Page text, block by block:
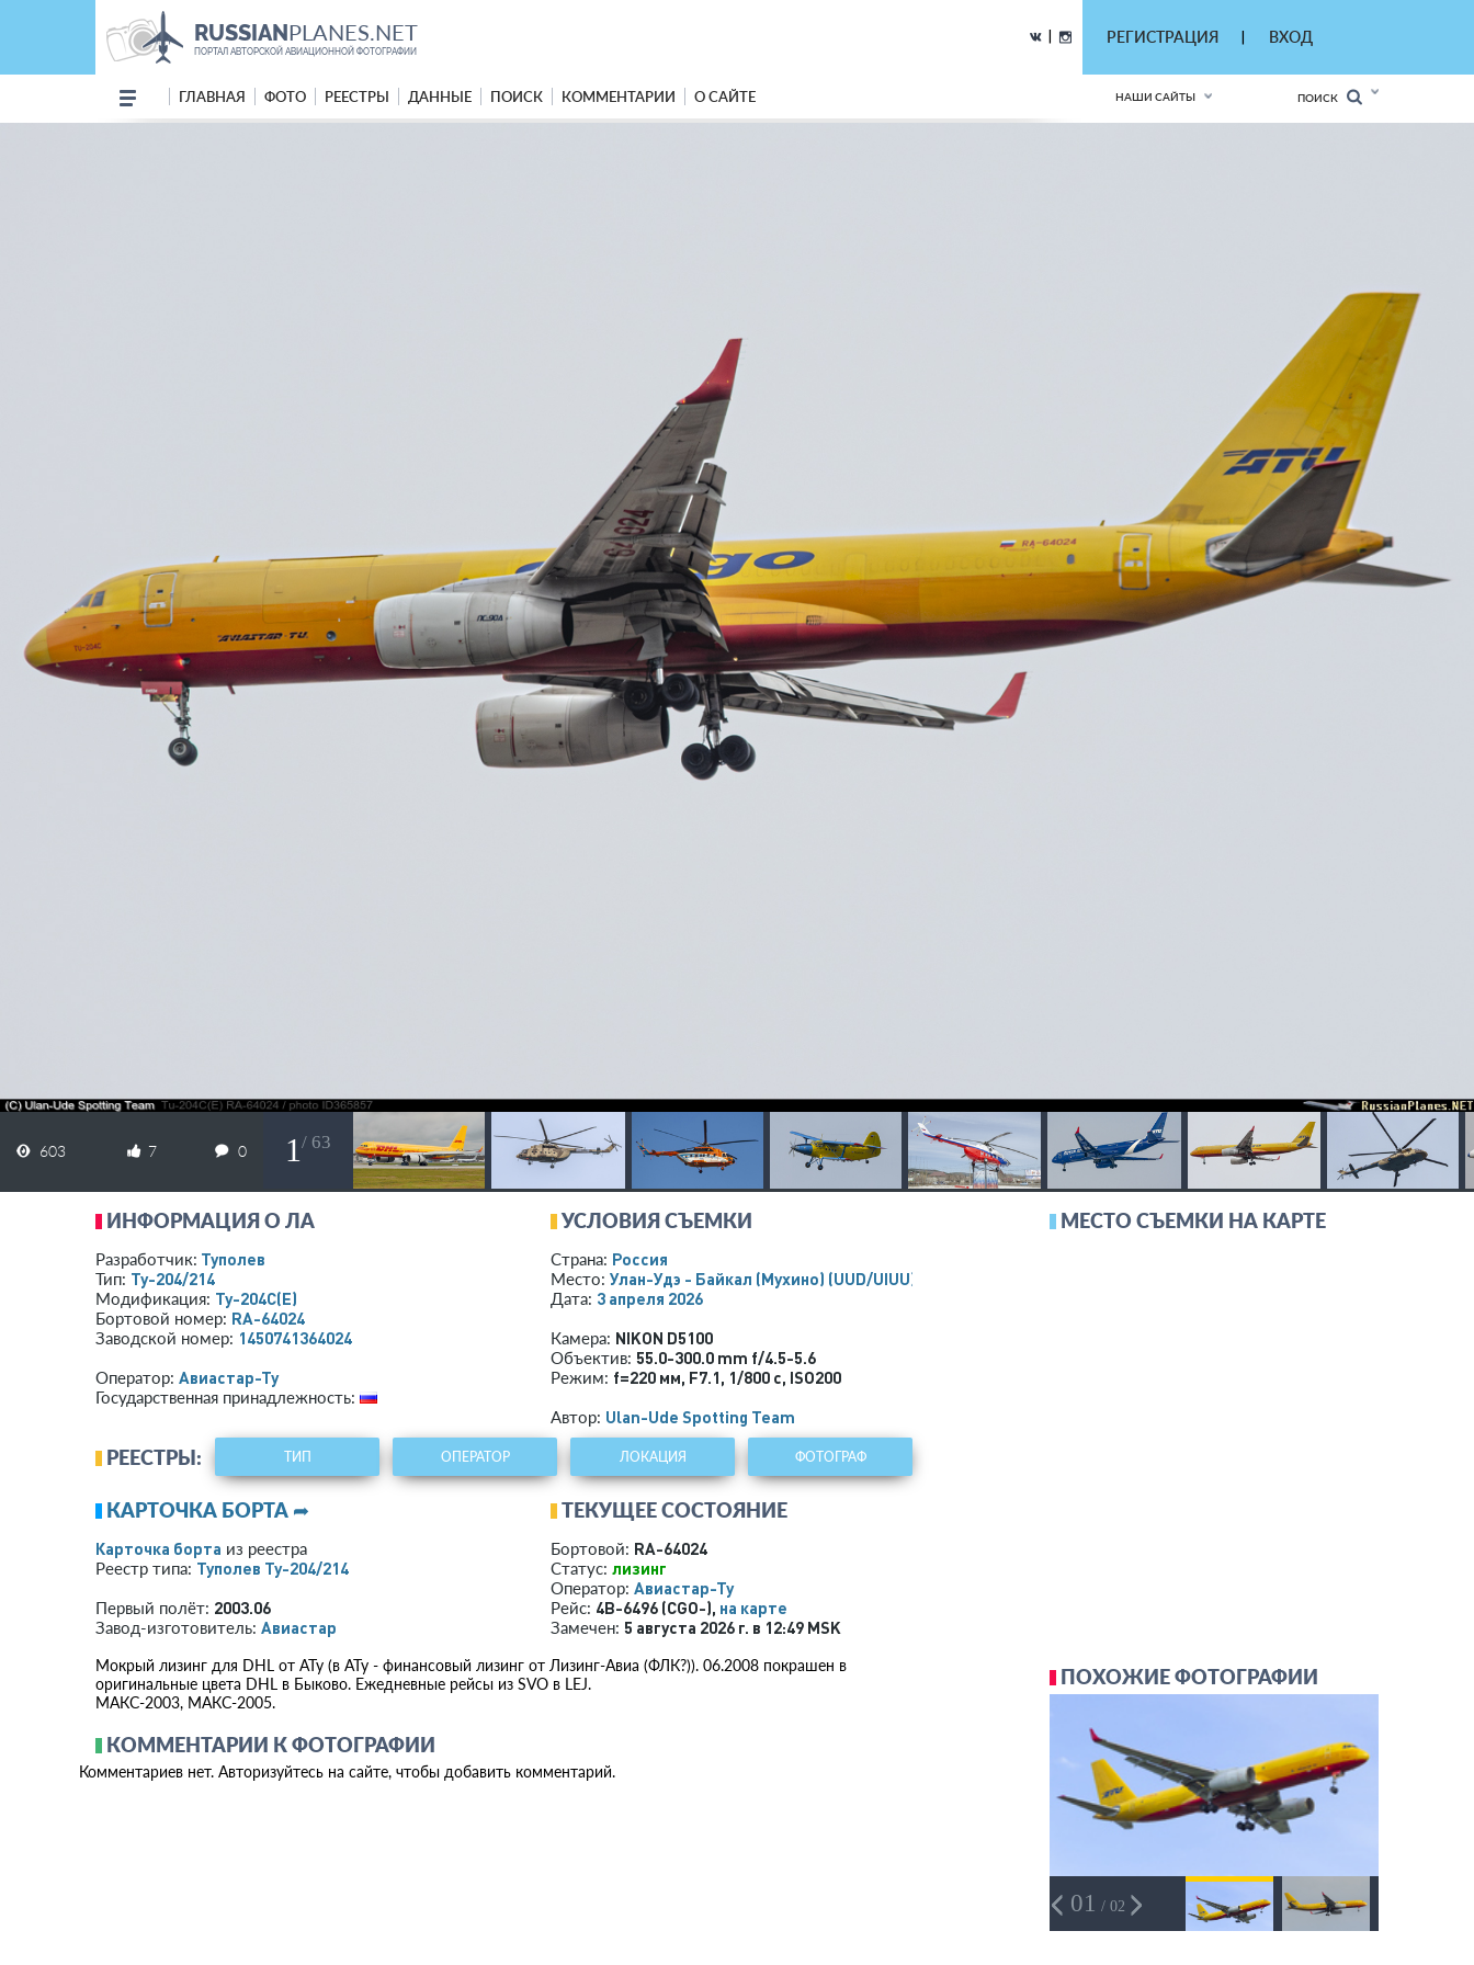
RUSSIANPLANES.NET
ПОРТАЛ АВТОРСКОЙ АВИАЦИОННОЙ ФОТОГРАФИИ
РЕГИСТРАЦИЯ ВХОД
ГЛАВНАЯ ФОТО РЕЕСТРЫ ДАННЫЕ ПОИСК КОММЕНТАРИИ О САЙТЕ НАШИ САЙТЫ ПОИСК
603 7 0 1 / 63
ИНФОРМАЦИЯ О ЛА
Разработчик: Туполев
Тип: Ту-204/214
Модификация: Ту-204С(Е)
Бортовой номер: RA-64024
Заводской номер: 1450741364024
Оператор: Авиастар-Ту
Государственная принадлежность:
УСЛОВИЯ СЪЕМКИ
Страна: Россия
Место: Улан-Удэ - Байкал (Мухино) (UUD/UIUU)
Дата: 3 апреля 2026
Камера: NIKON D5100
Объектив: 55.0-300.0 mm f/4.5-5.6
Режим: f=220 мм, F7.1, 1/800 с, ISO200
Автор: Ulan-Ude Spotting Team
РЕЕСТРЫ: ТИП ОПЕРАТОР ЛОКАЦИЯ ФОТОГРАФ
КАРТОЧКА БОРТА ➦
Карточка борта из реестра
Реестр типа: Туполев Ту-204/214
Первый полёт: 2003.06
Завод-изготовитель: Авиастар
ТЕКУЩЕЕ СОСТОЯНИЕ
Бортовой: RA-64024
Статус: лизинг
Оператор: Авиастар-Ту
Рейс: 4B-6496 (CGO-), на карте
Замечен: 5 августа 2026 г. в 12:49 MSK
Мокрый лизинг для DHL от АТу (в АТу - финансовый лизинг от Лизинг-Авиа (ФЛК?)). 06.2008 покрашен в
оригинальные цвета DHL в Быково. Ежедневные рейсы из SVO в LEJ.
МАКС-2003, МАКС-2005.
КОММЕНТАРИИ К ФОТОГРАФИИ
Комментариев нет. Авторизуйтесь на сайте, чтобы добавить комментарий.
МЕСТО СЪЕМКИ НА КАРТЕ
ПОХОЖИЕ ФОТОГРАФИИ
01 / 02